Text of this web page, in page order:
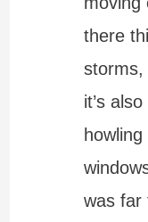
there
storms,
it’s
was far